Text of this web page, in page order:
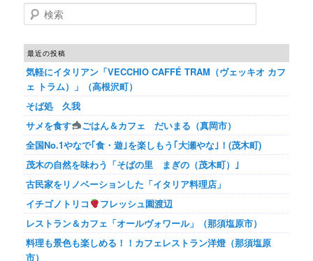
検索
最近の投稿
気軽にイタリアン「VECCHIO CAFFÉ TRAM（ヴェッキオ カフ
ェ トラム）」（高根沢町）
そば処 久我
サメを食す
ごはん＆カフェ だいまる（真岡市）
全国No.1やなで｢食・遊｣を楽しもう｢大瀬やな｣！(茂木町)
茂木の自然を味わう「そばの里 まぎの（茂木町）｣
古民家をリノベーションした「イタリア料理店」
イチゴノトリコ
フレッシュ園渡辺
レストラン＆カフェ「オールヴォワール」（那須塩原市）
料理も景色も楽しめる！！カフェレストラン洋燈（那須塩原
市）